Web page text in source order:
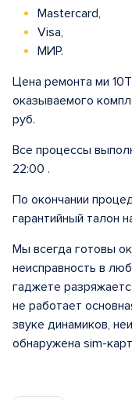
Mastercard,
Visa,
МИР.
Цена ремонта ми
оказываемого
руб.
Все процессы
22:00 .
По окончании
гарантийный талон
Мы всегда готовы
неисправность в
гаджете
не работает
звуке динамиков,
обнаружена sim-